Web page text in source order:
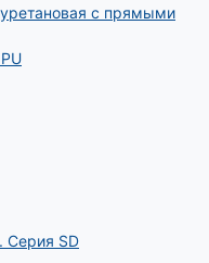
с прямыми
Серия SD